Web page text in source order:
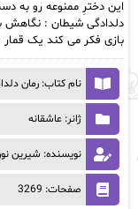
این دخترِ ممنوعه رو به
دلدادگی شیطان : نگاهش
بازی فکر می کند یک قمار
نام کتاب: رمان
ژانر: عاشقانه
نویسنده: شیرین
صفحات: 3269